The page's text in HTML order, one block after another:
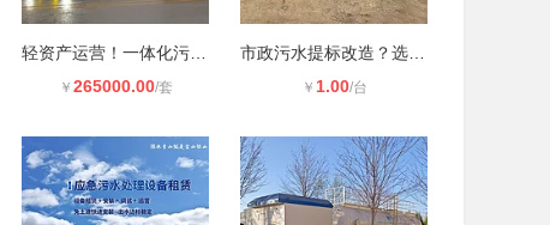
￥ 265000.00/套 ￥ 1.00/台